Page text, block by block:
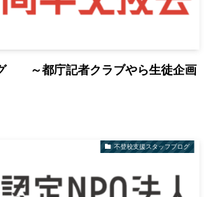
～都庁記者クラブやら生徒企画
不登校支援スタッフブログ